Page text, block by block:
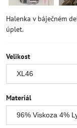
Halenka v báječném
úplet.
Velikost
Materiál